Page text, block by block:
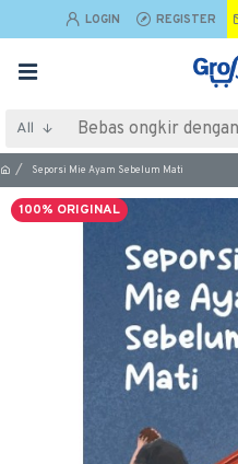
LOGIN REGISTER
All
Seporsi Mie Ayam Sebelum Mati
100% ORIGINAL